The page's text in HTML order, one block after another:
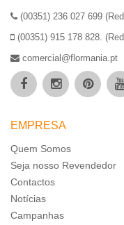
(00351) 236 027 699
(00351) 915 178 828.
comercial@flormania.pt
EMPRESA
Quem Somos
Seja nosso Revendedor
Contactos
Notícias
Campanhas